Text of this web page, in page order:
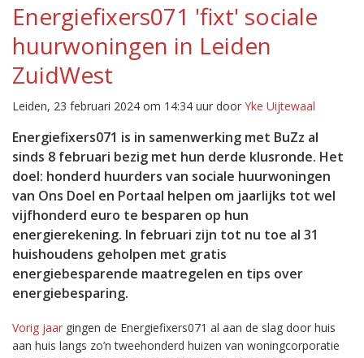
Energiefixers071 'fixt' sociale
huurwoningen in Leiden
ZuidWest
Leiden, 23 februari 2024 om 14:34 uur door Yke Uijtewaal
Energiefixers071 is in samenwerking met BuZz al
sinds 8 februari bezig met hun derde klusronde. Het
doel: honderd huurders van sociale huurwoningen
van Ons Doel en Portaal helpen om jaarlijks tot wel
vijfhonderd euro te besparen op hun
energierekening. In februari zijn tot nu toe al 31
huishoudens geholpen met gratis
energiebesparende maatregelen en tips over
energiebesparing.
Vorig jaar gingen de Energiefixers071 al aan de slag door huis
aan huis langs zo’n tweehonderd huizen van woningcorporatie